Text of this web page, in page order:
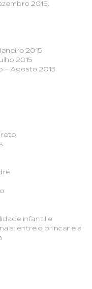
2015.
2015
2015
– Agosto 2015
infantil e
entre o brincar e a